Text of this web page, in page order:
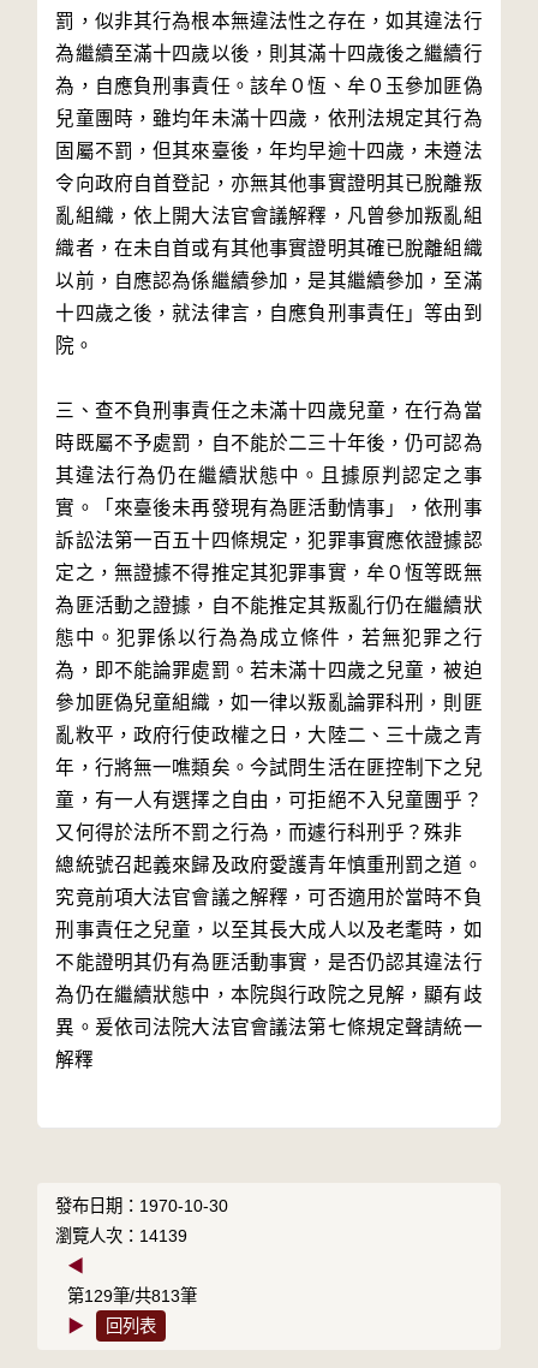
罰，似非其行為根本無違法性之存在，如其違法行
為繼續至滿十四歲以後，則其滿十四歲後之繼續行
為，自應負刑事責任。該牟０恆、牟０玉參加匪偽
兒童團時，雖均年未滿十四歲，依刑法規定其行為
固屬不罰，但其來臺後，年均早逾十四歲，未遵法
令向政府自首登記，亦無其他事實證明其已脫離叛
亂組織，依上開大法官會議解釋，凡曾參加叛亂組
織者，在未自首或有其他事實證明其確已脫離組織
以前，自應認為係繼續參加，是其繼續參加，至滿
十四歲之後，就法律言，自應負刑事責任」等由到
院。
三、查不負刑事責任之未滿十四歲兒童，在行為當
時既屬不予處罰，自不能於二三十年後，仍可認為
其違法行為仍在繼續狀態中。且據原判認定之事
實。「來臺後未再發現有為匪活動情事」，依刑事
訴訟法第一百五十四條規定，犯罪事實應依證據認
定之，無證據不得推定其犯罪事實，牟０恆等既無
為匪活動之證據，自不能推定其叛亂行仍在繼續狀
態中。犯罪係以行為為成立條件，若無犯罪之行
為，即不能論罪處罰。若未滿十四歲之兒童，被迫
參加匪偽兒童組織，如一律以叛亂論罪科刑，則匪
亂敉平，政府行使政權之日，大陸二、三十歲之青
年，行將無一噍類矣。今試問生活在匪控制下之兒
童，有一人有選擇之自由，可拒絕不入兒童團乎？
又何得於法所不罰之行為，而遽行科刑乎？殊非
總統號召起義來歸及政府愛護青年慎重刑罰之道。
究竟前項大法官會議之解釋，可否適用於當時不負
刑事責任之兒童，以至其長大成人以及老耄時，如
不能證明其仍有為匪活動事實，是否仍認其違法行
為仍在繼續狀態中，本院與行政院之見解，顯有歧
異。爰依司法院大法官會議法第七條規定聲請統一
解釋
發布日期：1970-10-30
瀏覽人次：14139
◀
第129筆/共813筆
▶
回列表